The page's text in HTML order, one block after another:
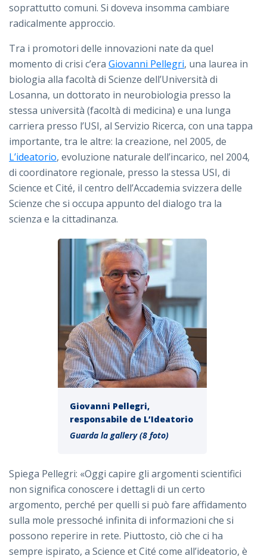
soprattutto comuni. Si doveva insomma cambiare
radicalmente approccio.
Tra i promotori delle innovazioni nate da quel
momento di crisi c’era Giovanni Pellegri, una laurea in
biologia alla facoltà di Scienze dell’Università di
Losanna, un dottorato in neurobiologia presso la
stessa università (facoltà di medicina) e una lunga
carriera presso l’USI, al Servizio Ricerca, con una tappa
importante, tra le altre: la creazione, nel 2005, de
L’ideatorio, evoluzione naturale dell’incarico, nel 2004,
di coordinatore regionale, presso la stessa USI, di
Science et Cité, il centro dell’Accademia svizzera delle
Scienze che si occupa appunto del dialogo tra la
scienza e la cittadinanza.
Giovanni Pellegri,
responsabile de L’Ideatorio
Guarda la gallery (8 foto)
Spiega Pellegri: «Oggi capire gli argomenti scientifici
non significa conoscere i dettagli di un certo
argomento, perché per quelli si può fare affidamento
sulla mole pressoché infinita di informazioni che si
possono reperire in rete. Piuttosto, ciò che ci ha
sempre ispirato, a Science et Cité come all’ideatorio, è